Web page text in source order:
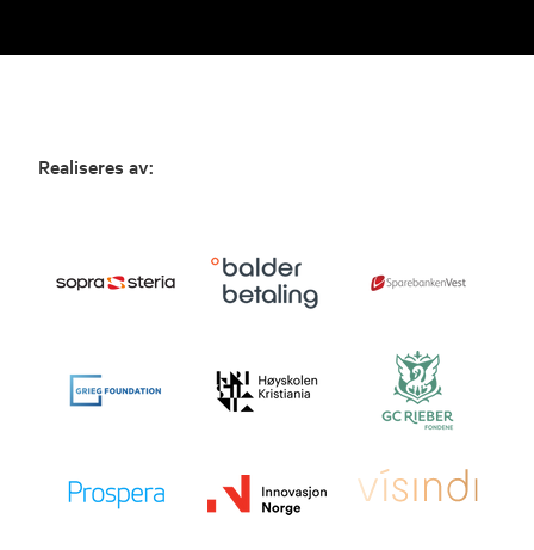
Realiseres av: